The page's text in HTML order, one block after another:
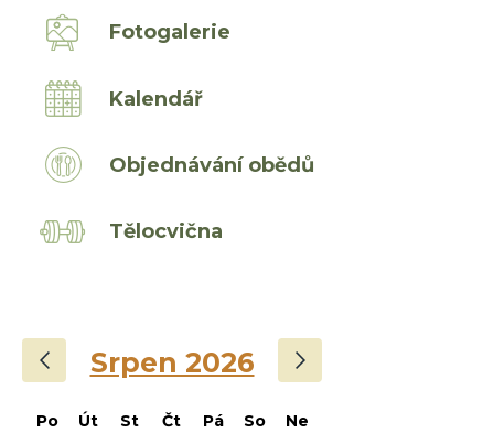
Fotogalerie
Kalendář
Objednávání obědů
Tělocvična
Srpen 2026 ›
Po Út St Čt Pá So Ne